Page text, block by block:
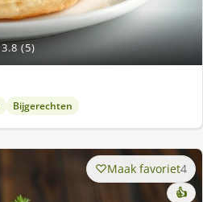
3.8 (5)
Bijgerechten
Maak favoriet4
👍